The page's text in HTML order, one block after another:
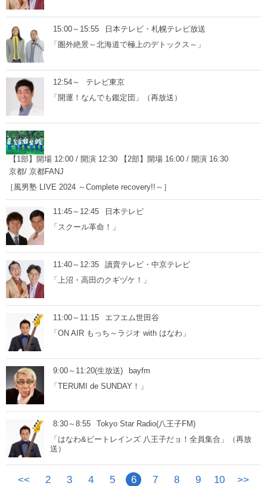
15:00～15:55
日本テレビ・札幌テレビ放送
「圏外絶景～北海道で極上のデトックス～」
12:54～
テレビ東京
「開運！なんでも鑑定団」（再放送）
【1部】開場 12:00 / 開演 12:30 【2部】開場 16:00 / 開演 16:30
京都/ 京都FANJ
［風男塾 LIVE 2024 ～Complete recovery!!～］
11:45～12:45
日本テレビ
「スクール革命！」
11:40～12:35
讀賣テレビ・中京テレビ
「上沼・高田のクギヅケ！」
11:00～11:15
エフエム世田谷
「ON AIR もっち～ラジオ with はなわ」
9:00～11:20(生放送)
bayfm
「TERUMI de SUNDAY！」
8:30～8:55
Tokyo Star Radio(八王子FM)
「はなわ&ビートレインズ 八王子だョ！全員集合」（再放
送）
<< 2 3 4 5 6 7 8 9 10 >>